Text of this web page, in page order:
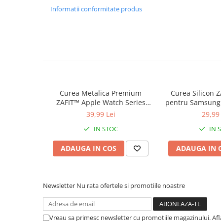
natural pe incheietura mainii, eliminand presiunea
Informatii conformitate produs
Curea Metalica Premium
ZAFIT™ Apple Watch Series
10/9/8/7/SE2 si mai vechi,
39,99 Lei
IN STOC
ADAUGA IN COS
Curea Silicon
pentru
7/6/5/4/Active 2,
Amazfit GTS
20mm,
29,99
IN
ADAUGA IN
Newsletter Nu rata ofertele si promotiile noastre
Vreau sa primesc newsletter cu promotiile magazinului.